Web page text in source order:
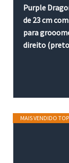
Purple
de 23 cm
para
direito (preto
MAIS VENDIDO